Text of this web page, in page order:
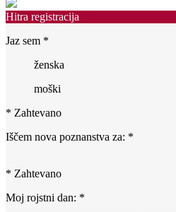
Hitra registracija
Jaz sem *
ženska
moški
* Zahtevano
Iščem nova poznanstva za: *
* Zahtevano
Moj rojstni dan: *